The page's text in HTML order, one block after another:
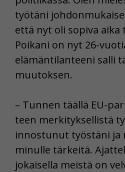
työtäni
että nyt oli sopiva aika
Poikani on nyt 26-
elämäntilanteeni salli
muutoksen.
– Tunnen täällä EU-
teen merkityksellistä
innostunut työstäni ja
minulle tärkeitä.
jokaisella meistä on